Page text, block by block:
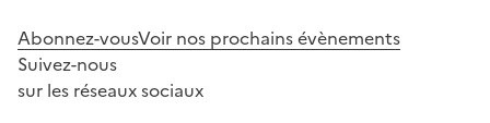
Abonnez-vousVoir nos prochains évènements
Suivez-nous
sur les réseaux sociaux